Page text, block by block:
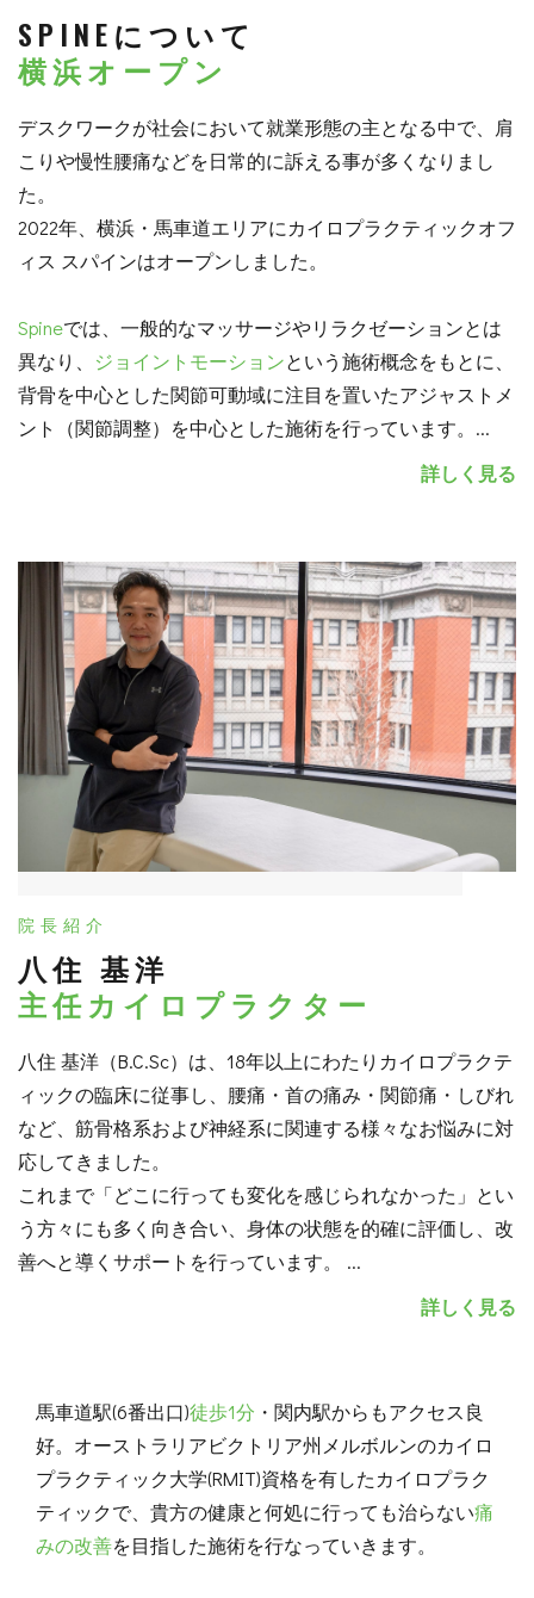
SPINEについて
横浜オープン
デスクワークが社会において就業形態の主となる中で、肩
こりや慢性腰痛などを日常的に訴える事が多くなりまし
た。
2022年、横浜・馬車道エリアにカイロプラクティックオフ
ィス スパインはオープンしました。
Spineでは、一般的なマッサージやリラクゼーションとは
異なり、 ジョイントモーションという施術概念をもとに、
背骨を中心とした関節可動域に注目を置いたアジャストメ
ント（関節調整）を中心とした施術を行っています。 ...
詳しく見る
院長紹介
八住 基洋
主任カイロプラクター
八住 基洋（B.C.Sc）は、18年以上にわたりカイロプラクテ
ィックの臨床に従事し、腰痛・首の痛み・関節痛・しびれ
など、筋骨格系および神経系に関連する様々なお悩みに対
応してきました。
これまで「どこに行っても変化を感じられなかった」とい
う方々にも多く向き合い、身体の状態を的確に評価し、改
善へと導くサポートを行っています。 ...
詳しく見る
馬車道駅(6番出口)徒歩1分 ・関内駅からもアクセス良
好。オーストラリアビクトリア州メルボルンのカイロ
プラクティック大学(RMIT)資格を有したカイロプラク
ティックで、貴方の健康と何処に行っても治らない痛
みの改善を目指した施術を行なっていきます。